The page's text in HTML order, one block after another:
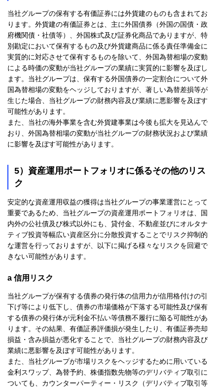
当社グループの保有する有価証券には外貨建のものも含まれてお
ります。外貨建の有価証券とは、主に外国債券（外国の国債・政
府機関債・社債等）、外国株式及び証券化商品でありますが、特
別勘定において保有するもの及び外貨建商品に係る責任準備金に
実質的に対応させて保有するものを除いて、外国為替相場の変動
による時価の変動が当社グループの業績に実質的に影響を及ぼし
ます。当社グループは、保有する外国債券の一定割合について外
国為替相場の変動をヘッジしておりますが、著しい為替差損等が
生じた場合、当社グループの財務内容及び業績に悪影響を及ぼす
可能性があります。
また、当社の海外事業を含む外貨建事業は今後も拡大を見込んで
おり、外国為替相場の変動が当社グループの財務状況および業績
に影響を及ぼす可能性があります。
5）資産運用ポートフォリオに係るその他のリス
ク
安定的な資産運用収益の獲得は当社グループの事業運営にとって
重要であるため、当社グループの資産運用ポートフォリオは、国
内外の公社債及び株式以外にも、貸付金、不動産並びにオルタナ
ティブ投資等幅広い資産区分に分散投資することでリスク抑制的
な運営を行っておりますが、以下に掲げる様々なリスクを回避で
きない可能性があります。
a 信用リスク
当社グループが保有する債券の発行体の信用力が信用格付けの引
下げ等により低下し、債券の市場価格が下落する可能性及び保有
する債券の発行体が元利金不払い等債務不履行に陥る可能性があ
ります。その結果、有価証券評価損が発生したり、有価証券売却
損益・含み損益が悪化することで、当社グループの財務内容及び
業績に悪影響を及ぼす可能性があります。
また、当社グループが市場リスクをヘッジするために用いている
金利スワップ、為替予約、株価指数先物等のデリバティブ取引に
ついても、カウンターパーティー・リスク（デリバティブ取引等